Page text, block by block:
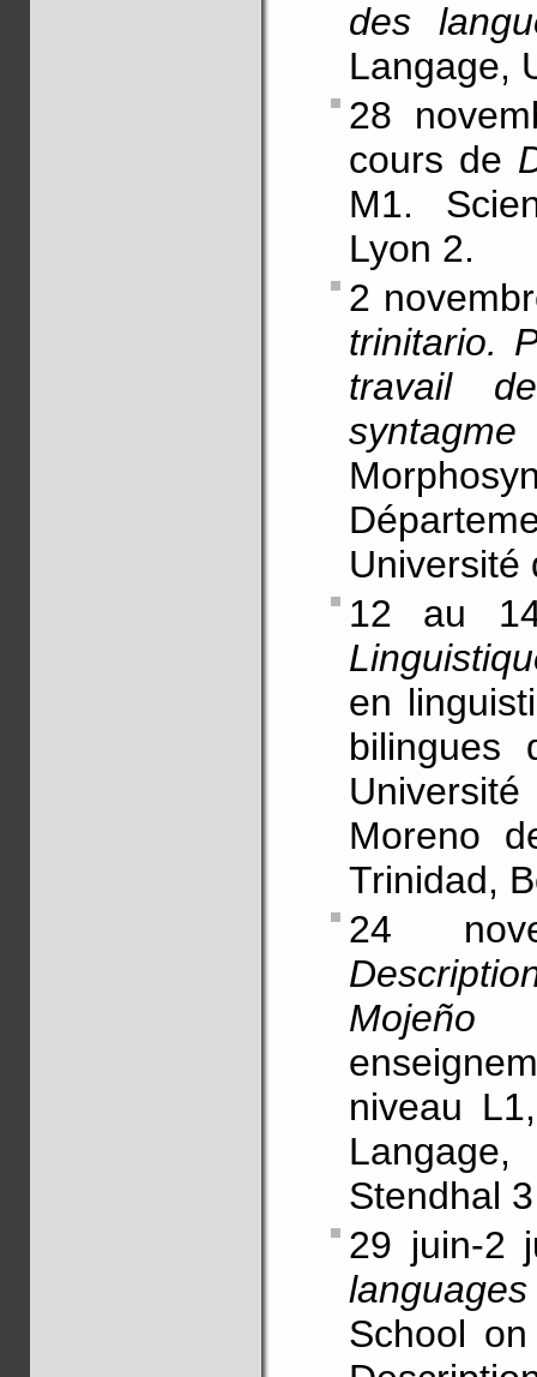
des
Langage,
28
cours de
M1.
Lyon 2.
2
trinitario.
travail
Université
12 au
en
bilingues
Moreno
Trinidad,
24
Mojeño
niveau
Stendhal
29 juin-2
School